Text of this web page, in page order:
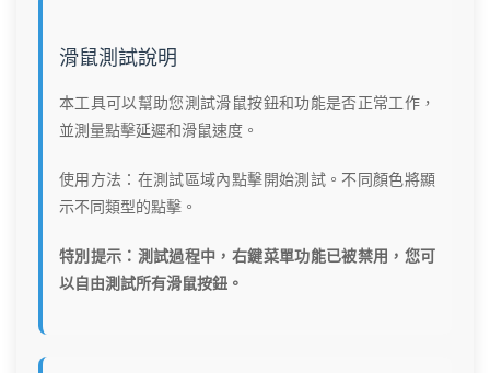
滑鼠測試說明
本工具可以幫助您測試滑鼠按鈕和功能是否正常工作，
並測量點擊延遲和滑鼠速度。
使用方法：在測試區域內點擊開始測試。不同顏色將顯
示不同類型的點擊。
特別提示：測試過程中，右鍵菜單功能已被禁用，您可
以自由測試所有滑鼠按鈕。